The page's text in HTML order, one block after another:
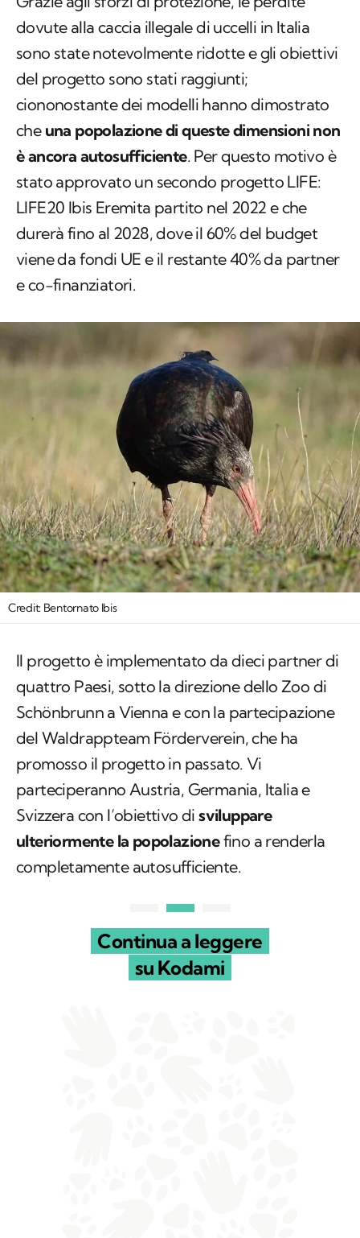
dovute alla caccia illegale di uccelli in Italia
sono state notevolmente ridotte e gli obiettivi
del progetto sono stati raggiunti;
ciononostante dei modelli hanno dimostrato
che una popolazione di queste dimensioni non
è ancora autosufficiente. Per questo motivo è
stato approvato un secondo progetto LIFE:
LIFE20 Ibis Eremita partito nel 2022 e che
durerà fino al 2028, dove il 60% del budget
viene da fondi UE e il restante 40% da partner
e co-finanziatori.
Credit: Bentornato Ibis
Il progetto è implementato da dieci partner di
quattro Paesi, sotto la direzione dello Zoo di
Schönbrunn a Vienna e con la partecipazione
del Waldrappteam Förderverein, che ha
promosso il progetto in passato. Vi
parteciperanno Austria, Germania, Italia e
Svizzera con l’obiettivo disviluppare
ulteriormente la popolazionefino a renderla
completamente autosufficiente.
Continua a leggere
su Kodami